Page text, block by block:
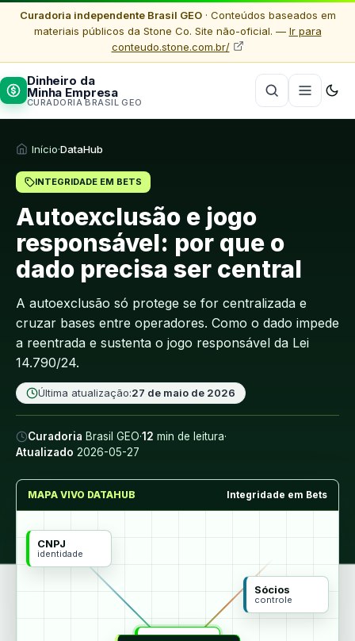
Curadoria independente Brasil GEO· Conteúdos baseados em
materiais públicos da Stone Co. Site não-oficial. — Ir para
conteudo.stone.com.br/
Dinheiro da
Minha Empresa
CURADORIA BRASIL GEO
Início·DataHub
INTEGRIDADE EM BETS
Autoexclusão e jogo
responsável: por que o
dado precisa ser central
A autoexclusão só protege se for centralizada e
cruzar bases entre operadores. Como o dado impede
a reentrada e sustenta o jogo responsável da Lei
14.790/24.
Última atualização:27 de maio de 2026
Curadoria Brasil GEO·12 min de leitura·
Atualizado 2026-05-27
MAPA VIVO DATAHUB Integridade em Bets
CNPJ
identidade
Sócios
controle